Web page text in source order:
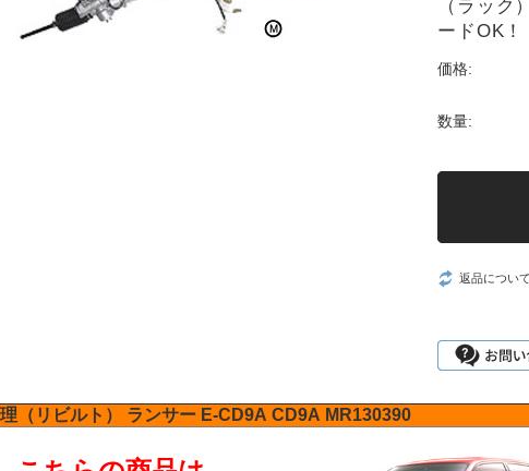
（ラック
ードOK！
価格:
数量:
返品につい
（リビルト） ランサー E-CD9A CD9A MR130390